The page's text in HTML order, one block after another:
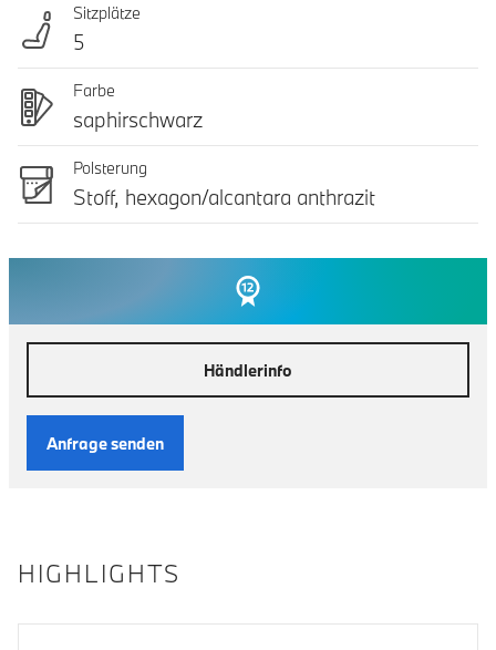
Sitzplätze
5
Farbe
saphirschwarz
Polsterung
Stoff, hexagon/alcantara anthrazit
Händlerinfo
Anfrage senden
HIGHLIGHTS